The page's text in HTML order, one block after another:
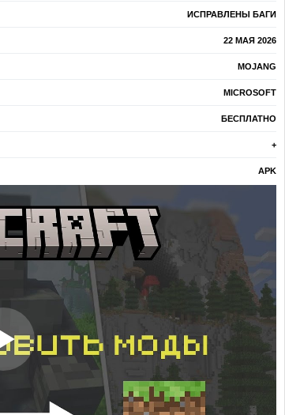
ИСПРАВЛЕНЫ БАГИ
22 МАЯ 2026
MOJANG
MICROSOFT
БЕСПЛАТНО
+
APK